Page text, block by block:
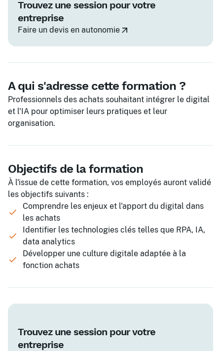
Trouvez une session pour votre
entreprise
Faire un devis en autonomie
A qui s'adresse cette formation ?
Professionnels des achats souhaitant intégrer le digital
et l'IA pour optimiser leurs pratiques et leur
organisation.
Objectifs de la formation
À l'issue de cette formation, vos employés auront validé
les objectifs suivants :
Comprendre les enjeux et l'apport du digital dans
les achats
Identifier les technologies clés telles que RPA, IA,
data analytics
Développer une culture digitale adaptée à la
fonction achats
Trouvez une session pour votre
entreprise